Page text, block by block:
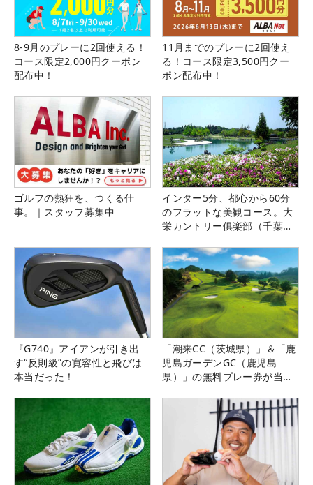
8-9月のプレーに2回使える！
コース限定2,000円クーポン
配布中！
11月までのプレーに2回使え
る！コース限定3,500円クー
ポン配布中！
ゴルフの熱狂を、つくる仕
事。｜スタッフ募集中
インター5分、都心から60分
のフラットな美観コース。大
栄カントリー俱楽部（千葉
『G740』アイアンが引き出
す“反則級”の寛容性と飛びは
本当だった！
「潮来CC（茨城県）」＆「鹿
児島ガーデンGC（鹿児島
県）」の無料プレー券が当た